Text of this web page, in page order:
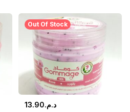
Out Of Stock
د.م.13.90